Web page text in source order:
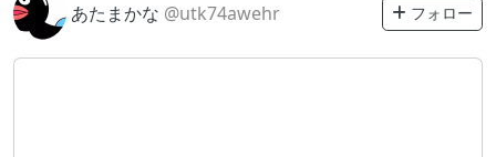
あたまかな @utk74awehr フォロー